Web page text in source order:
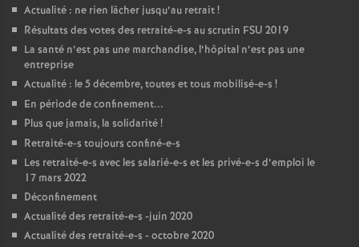
Actualité : ne rien lâcher jusqu’au retrait!
Résultats des votes des retraité-e-s au scrutin FSU 2019
La santé n’est pas une marchandise, l’hôpital n’est pas une
entreprise
Actualité : le 5 décembre, toutes et tous mobilisé-e-s !
En période de confinement...
Plus que jamais, la solidarité!
Retraité-e-s toujours confiné-e-s
Les retraité-e-s avec les salarié-e-s et les privé-e-s d’emploi le
17 mars 2022
Déconfinement
Actualité des retraité-e-s -juin 2020
Actualité des retraité-e-s - octobre 2020